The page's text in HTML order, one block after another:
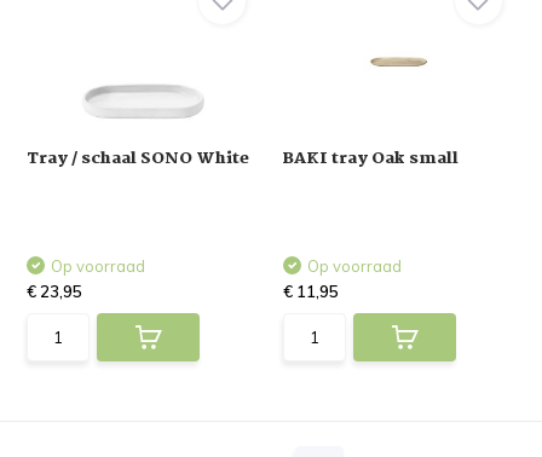
Tray / schaal SONO White
Op voorraad
€ 23,95
BAKI tray Oak small
Op voorraad
€ 11,95